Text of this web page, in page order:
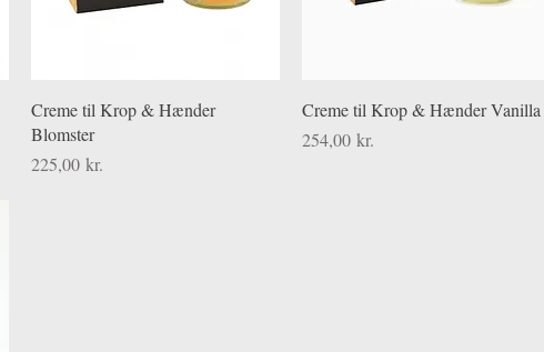
Hurtigvisning
Creme til Krop & Hænder
Blomster
Pris
225,00 kr.
Hurtigvisning
Creme til Krop & Hænder Vanilla
Pris
254,00 kr.